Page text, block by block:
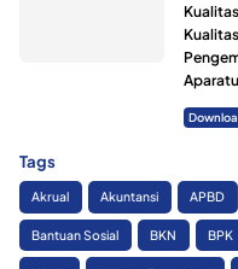
Tags
Akrual Akuntansi APBD
Bantuan Sosial BKN BPK